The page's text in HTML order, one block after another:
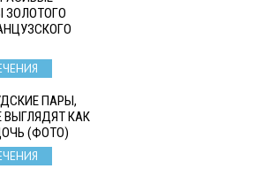
ЗОЛОТОГО
ПАРЫ,
ВЫГЛЯДЯТ КАК
(ФОТО)